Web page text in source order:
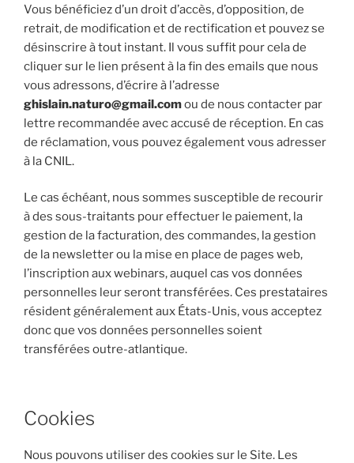
Vous bénéficiez d’un droit d’accès, d’opposition, de
retrait, de modification et de rectification et pouvez se
désinscrire à tout instant. Il vous suffit pour cela de
cliquer sur le lien présent à la fin des emails que nous
vous adressons, d’écrire à l’adresse
ghislain.naturo@gmail.comou de nous contacter par
lettre recommandée avec accusé de réception. En cas
de réclamation, vous pouvez également vous adresser
à la CNIL.
Le cas échéant, nous sommes susceptible de recourir
à des sous-traitants pour effectuer le paiement, la
gestion de la facturation, des commandes, la gestion
de la newsletter ou la mise en place de pages web,
l’inscription aux webinars, auquel cas vos données
personnelles leur seront transférées. Ces prestataires
résident généralement aux États-Unis, vous acceptez
donc que vos données personnelles soient
transférées outre-atlantique.
Cookies
Nous pouvons utiliser des cookies sur le Site. Les